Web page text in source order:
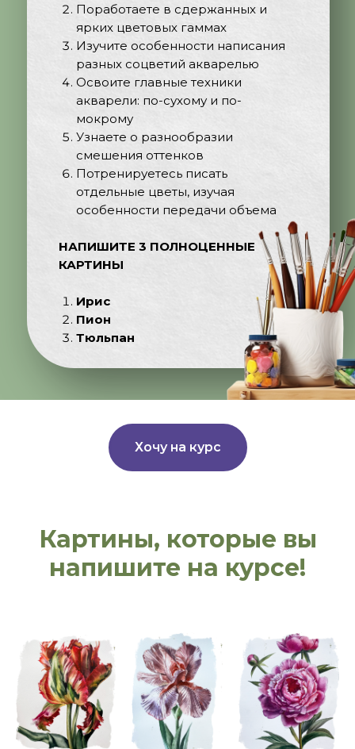
Поработаете в сдержанных и
ярких цветовых гаммах
Изучите особенности написания
разных соцветий акварелью
Освоите главные техники
акварели: по-сухому и по-
мокрому
Узнаете о разнообразии
смешения оттенков
Потренируетесь писать
отдельные цветы, изучая
особенности передачи объема
НАПИШИТЕ 3 ПОЛНОЦЕННЫЕ
КАРТИНЫ
Ирис
Пион
Тюльпан
Хочу на курс
Картины, которые вы
напишите на курсе!